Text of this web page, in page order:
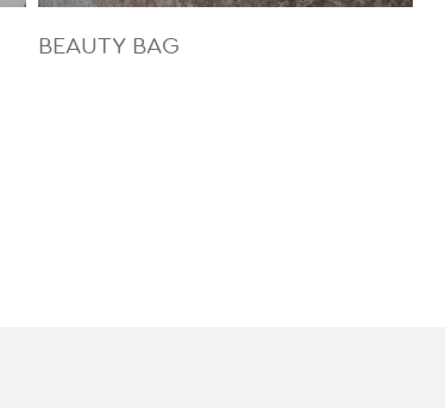
BEAUTY BAG